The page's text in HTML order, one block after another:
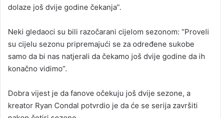
dolaze još dvije godine čekanja”.
Neki gledaoci su bili razočarani cijelom sezonom: “Proveli
su cijelu sezonu pripremajući se za određene sukobe
samo da bi nas natjerali da čekamo još dvije godine da ih
konačno vidimo”.
Dobra vijest je da fanove očekuju još dvije sezone, a
kreator Ryan Condal potvrdio je da će se serija završiti